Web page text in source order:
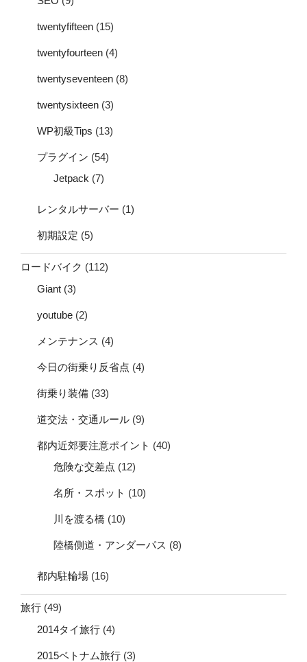
twentyfifteen (15)
twentyfourteen (4)
twentyseventeen (8)
twentysixteen (3)
WP初級Tips (13)
プラグイン (54)
Jetpack (7)
レンタルサーバー (1)
初期設定 (5)
ロードバイク (112)
Giant (3)
youtube (2)
メンテナンス (4)
今日の街乗り反省点 (4)
街乗り装備 (33)
道交法・交通ルール (9)
都内近郊要注意ポイント (40)
危険な交差点 (12)
名所・スポット (10)
川を渡る橋 (10)
陸橋側道・アンダーパス (8)
都内駐輪場 (16)
旅行 (49)
2014タイ旅行 (4)
2015ベトナム旅行 (3)